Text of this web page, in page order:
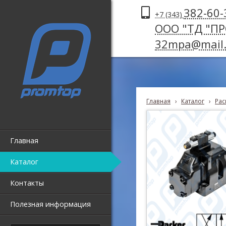
Главная
Каталог
Контакты
Полезная информация
+7 (343) 382-
ООО "ТД
Главная › Каталог ›